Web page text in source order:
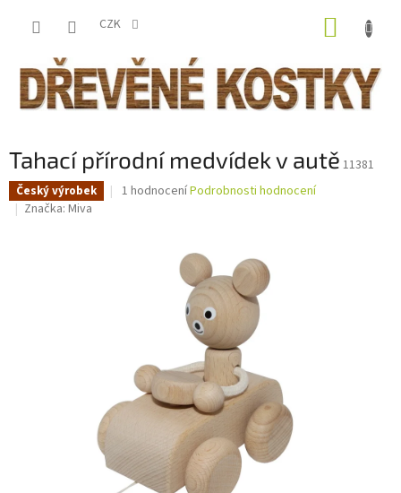
CZK
Tahací přírodní medvídek v autě 11381
Český výrobek
Průměrné
1 hodnoceníPodrobnosti hodnocení
Značka: Miva